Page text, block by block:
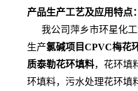
产品生产工艺及应用特点：
我公司萍乡市环星化工
生产氯碱项目CPVC梅花
质泰勒花环填料，花环填
环填料，污水处理花环填